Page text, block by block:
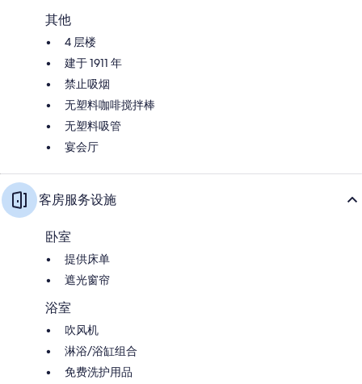
其他
4 层楼
建于 1911 年
禁止吸烟
无塑料咖啡搅拌棒
无塑料吸管
宴会厅
客房服务设施
卧室
提供床单
遮光窗帘
浴室
吹风机
淋浴/浴缸组合
免费洗护用品